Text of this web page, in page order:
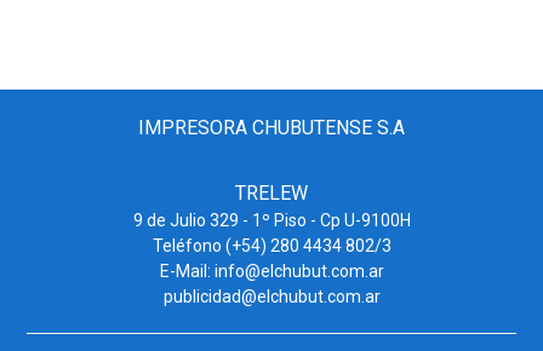
IMPRESORA CHUBUTENSE S.A
TRELEW
9 de Julio 329 - 1º Piso - Cp U-9100H
Teléfono (+54) 280 4434 802/3
E-Mail: info@elchubut.com.ar
publicidad@elchubut.com.ar